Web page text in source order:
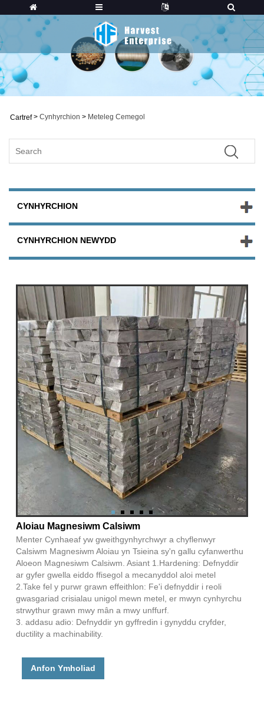
Cartref > Cynhyrchion > Meteleg Cemegol
CYNHYRCHION
CYNHYRCHION NEWYDD
Aloiau Magnesiwm Calsiwm
Menter Cynhaeaf yw gweithgynhyrchwyr a chyflenwyr
Calsiwm Magnesiwm Aloiau yn Tsieina sy'n gallu cyfanwerthu
Aloeon Magnesiwm Calsiwm. Asiant 1.Hardening: Defnyddir
ar gyfer gwella eiddo ffisegol a mecanyddol aloi metel
2.Take fel y purwr grawn effeithlon: Fe'i defnyddir i reoli
gwasgariad crisialau unigol mewn metel, er mwyn cynhyrchu
strwythur grawn mwy mân a mwy unffurf.
3. addasu adio: Defnyddir yn gyffredin i gynyddu cryfder,
ductility a machinability.
Anfon Ymholiad